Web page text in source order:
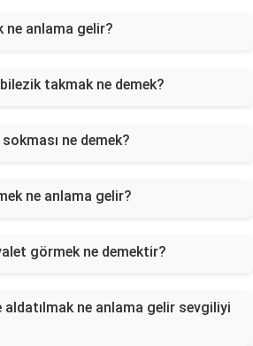
ne anlama gelir?
takmak ne demek?
ne demek?
ne anlama gelir?
görmek ne demektir?
aldatılmak ne anlama gelir sevgiliyi